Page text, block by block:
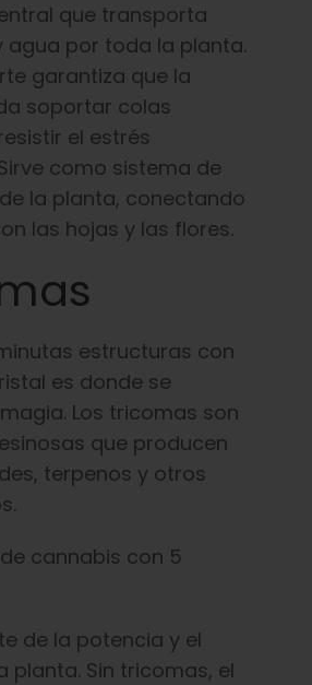
que transporta
agua por toda la planta.
garantiza que la
soportar colas
el estrés
como sistema de
la planta, conectando
las hojas y las flores.
estructuras con
es donde se
Los tricomas son
que producen
terpenos y otros
de la potencia y el
planta. Sin tricomas, el